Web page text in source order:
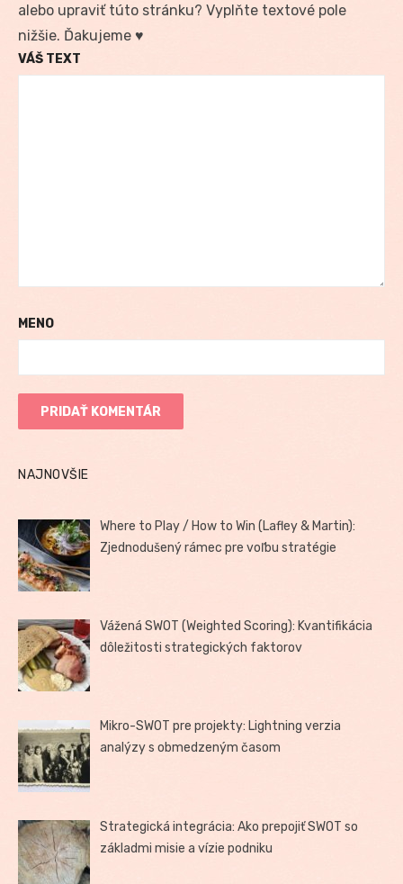
alebo upraviť túto stránku? Vyplňte textové pole
nižšie. Ďakujeme ♥
VÁŠ TEXT
MENO
NAJNOVŠIE
Where to Play / How to Win (Lafley & Martin):
Zjednodušený rámec pre voľbu stratégie
Vážená SWOT (Weighted Scoring): Kvantifikácia
dôležitosti strategických faktorov
Mikro-SWOT pre projekty: Lightning verzia
analýzy s obmedzeným časom
Strategická integrácia: Ako prepojiť SWOT so
základmi misie a vízie podniku